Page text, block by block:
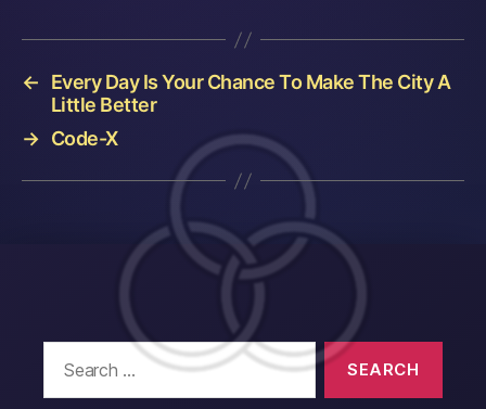
←
Every Day Is Your Chance To Make The City A
Little Better
→ Code-X
for: